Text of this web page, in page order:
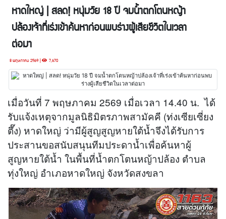
หาดใหญ่ | สลด! หนุ่มวัย 18 ปี จมน้ำตกโตนหญ้า
ปล้องเจ้าที่เร่งเข้าค้นหาก่อนพบร่างผู้เสียชีวิตในเวลา
ต่อมา
8 พฤษภาคม 2569 | 7,670
เมื่อวันที่ 7 พฤษภาคม 2569 เมื่อเวลา 14.40 น. ได้
รับแจ้งเหตุจากมูลนิธิมิตรภาพสามัคคี (ท่งเซียเซี่ยง
ตึ๊ง) หาดใหญ่ ว่ามีผู้สูญสูญหายใต้น้ำจึงได้รับการ
ประสานขอสนับสนุนทีมประดาน้ำเพื่อค้นหาผู้
สูญหายใต้น้ำ ในพื้นที่น้ำตกโตนหญ้าปล้อง ตำบล
ทุ่งใหญ่ อำเภอหาดใหญ่ จังหวัดสงขลา